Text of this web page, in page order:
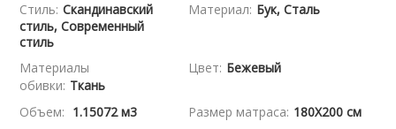
Стиль: Скандинавский
стиль, Современный
стиль
Материал: Бук, Сталь
Материалы
обивки: Ткань
Цвет: Бежевый
Объем: 1.15072 м3 Размер матраса: 180X200 см